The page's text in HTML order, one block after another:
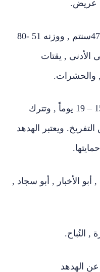
عريض.
طوله 25-26سنتم , وبسطته 44-47سنتم , ووزنه 51 -80
الأدنى , يقتات
, والحشرات.
تضع الأنثى 4-8 بيضات تحضنها 15 – 19 يوماً , وتترك
22-28 يوماً من التفريخ. ويعتبر الهدهد
أبو الأخبار , أبو سجاد ,
, النُباح.
الهدهد